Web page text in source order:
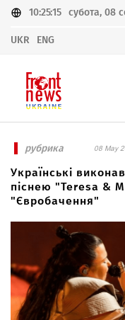
10:25:15 субота, 08
UKR ENG
рубрика 08 May
Українські
піснею "Teresa &
"Євробачення"